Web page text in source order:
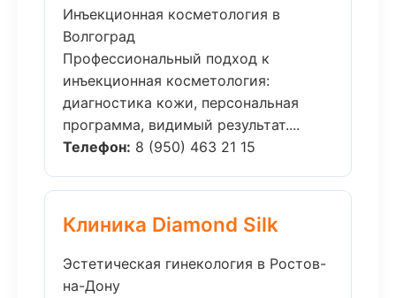
Инъекционная косметология в
Волгоград
Профессиональный подход к
инъекционная косметология:
диагностика кожи, персональная
программа, видимый результат....
Телефон: 8 (950) 463 21 15
Клиника Diamond Silk
Эстетическая гинекология в Ростов-
на-Дону